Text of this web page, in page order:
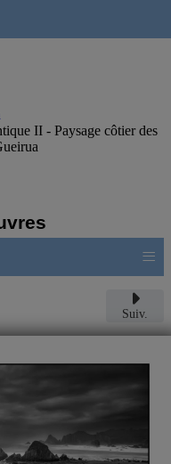
II - Paysage côtier des
≡
Suiv.